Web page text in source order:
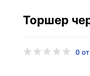
Торшер
0